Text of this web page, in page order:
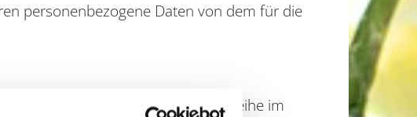
personenbezogene Daten von dem für die
oder jede solche Vorgangsreihe im